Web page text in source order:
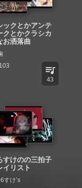
ックとかアンテ
クとかクラシカ
お洒落曲
103 queue_music
43
すけのの三拍子
イリスト
すけ’s